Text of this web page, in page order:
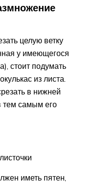
целую ветку
у имеющегося
стоит подумать
из листа.
в нижней
тем самым его
иметь пятен,